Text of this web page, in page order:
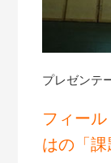
プレゼンテ
フィー
はの「課